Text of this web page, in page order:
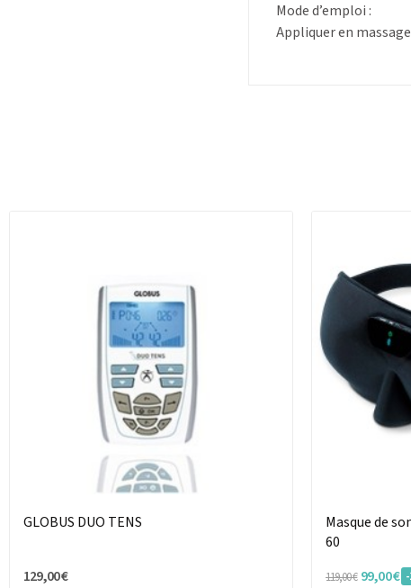
Mode d’emploi :
Appliquer en
GLOBUS DUO TENS
129,00 €
Masque de
60
119,00 € 99,00 €